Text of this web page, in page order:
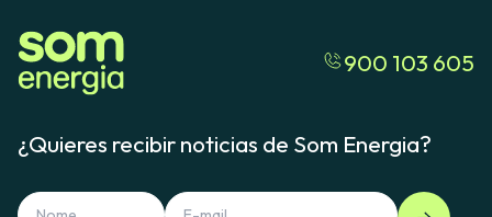
900 103 605
¿Quieres recibir noticias de Som Energia?